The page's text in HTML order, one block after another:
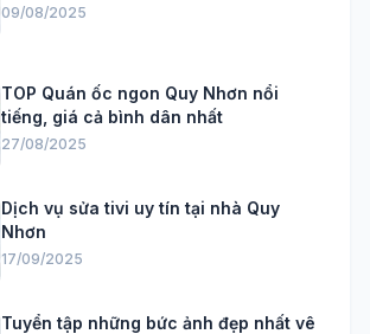
09/08/2025
TOP Quán ốc ngon Quy Nhơn nổi
tiếng, giá cả bình dân nhất
27/08/2025
Dịch vụ sửa tivi uy tín tại nhà Quy
Nhơn
17/09/2025
Tuyển tập những bức ảnh đẹp nhất vê